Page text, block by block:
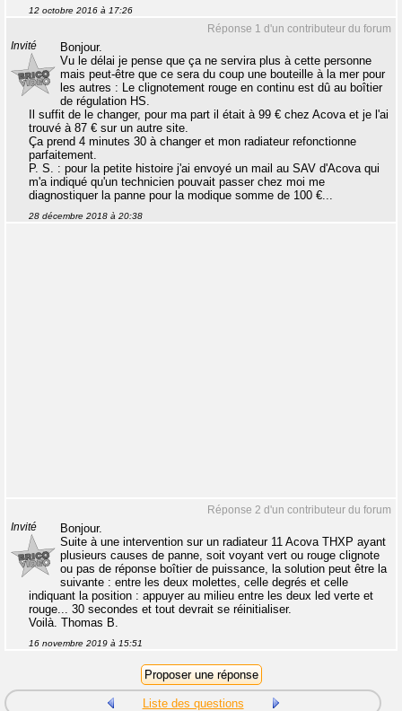
12 octobre 2016 à 17:26
Réponse 1 d'un contributeur du forum
Invité
Bonjour.
Vu le délai je pense que ça ne servira plus à cette personne
mais peut-être que ce sera du coup une bouteille à la mer pour
les autres : Le clignotement rouge en continu est dû au boîtier
de régulation HS.
Il suffit de le changer, pour ma part il était à 99 € chez Acova et je l'ai
trouvé à 87 € sur un autre site.
Ça prend 4 minutes 30 à changer et mon radiateur refonctionne
parfaitement.
P. S. : pour la petite histoire j'ai envoyé un mail au SAV d'Acova qui
m'a indiqué qu'un technicien pouvait passer chez moi me
diagnostiquer la panne pour la modique somme de 100 €...
28 décembre 2018 à 20:38
Réponse 2 d'un contributeur du forum
Invité
Bonjour.
Suite à une intervention sur un radiateur 11 Acova THXP ayant
plusieurs causes de panne, soit voyant vert ou rouge clignote
ou pas de réponse boîtier de puissance, la solution peut être la
suivante : entre les deux molettes, celle degrés et celle
indiquant la position : appuyer au milieu entre les deux led verte et
rouge... 30 secondes et tout devrait se réinitialiser.
Voilà. Thomas B.
16 novembre 2019 à 15:51
Liste des questions